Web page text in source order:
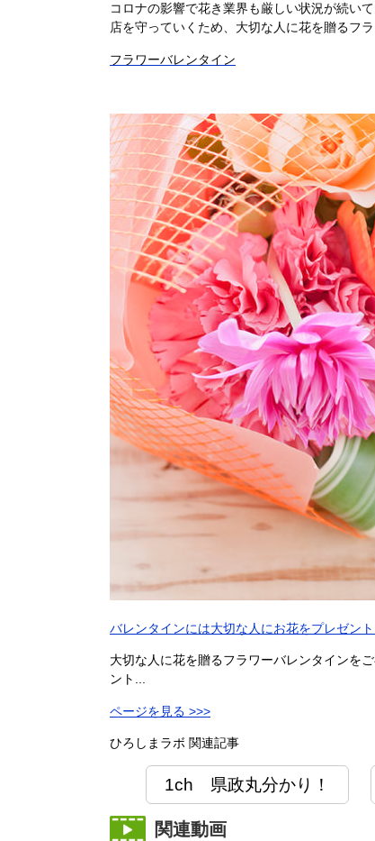
コロナの影響で花き業界も厳しい状況が続い
店を守っていくため、大切な人に花を贈るフ
フラワーバレンタイン
バレンタインには大切な人にお花をプレゼント
大切な人に花を贈るフラワーバレンタインを
ント...
ページを見る >>>
ひろしまラボ 関連記事
1ch 県政丸分かり！
関連動画